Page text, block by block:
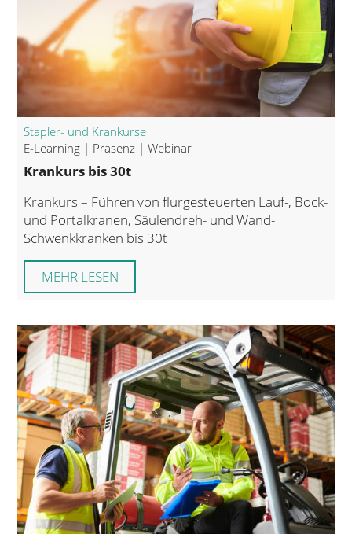
Stapler- und Krankurse
E-Learning | Präsenz | Webinar
Krankurs bis 30t
Krankurs – Führen von flurgesteuerten Lauf-, Bock-
und Portalkranen, Säulendreh- und Wand-
Schwenkkranken bis 30t
MEHR LESEN